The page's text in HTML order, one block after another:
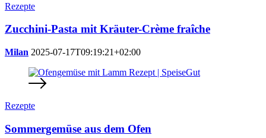
Rezepte
Zucchini-Pasta mit Kräuter-Crème fraîche
Milan 2025-07-17T09:19:21+02:00
Rezepte
Sommergemüse aus dem Ofen